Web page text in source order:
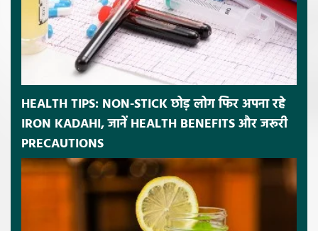
HEALTH TIPS: NON-STICK छोड़ लोग फिर अपना रहे
IRON KADAHI, जानें HEALTH BENEFITS और जरूरी
PRECAUTIONS